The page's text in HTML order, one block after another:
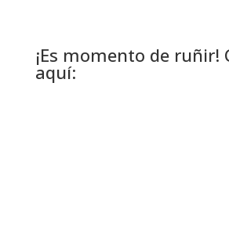
¡Es momento de ruñir!
aquí: